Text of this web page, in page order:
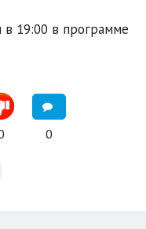
19:00 в программе
0